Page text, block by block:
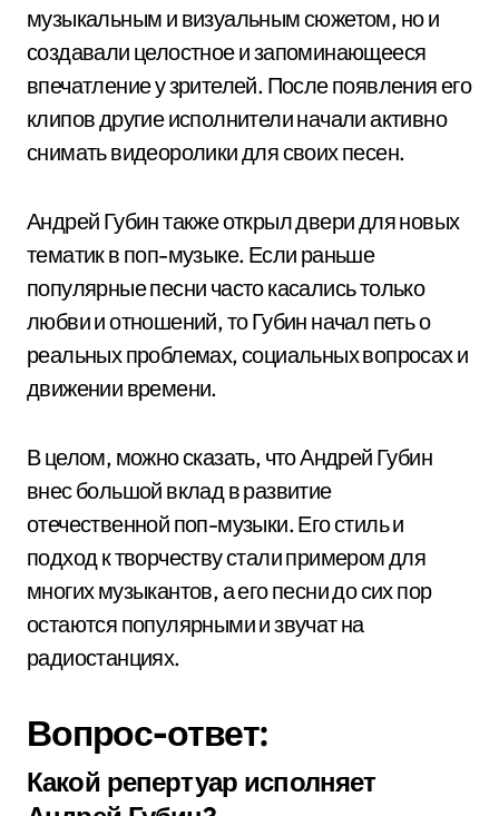
музыкальным и визуальным сюжетом, но и
создавали целостное и запоминающееся
впечатление у зрителей. После появления его
клипов другие исполнители начали активно
снимать видеоролики для своих песен.
Андрей Губин также открыл двери для новых
тематик в поп-музыке. Если раньше
популярные песни часто касались только
любви и отношений, то Губин начал петь о
реальных проблемах, социальных вопросах и
движении времени.
В целом, можно сказать, что Андрей Губин
внес большой вклад в развитие
отечественной поп-музыки. Его стиль и
подход к творчеству стали примером для
многих музыкантов, а его песни до сих пор
остаются популярными и звучат на
радиостанциях.
Вопрос-ответ:
Какой репертуар исполняет